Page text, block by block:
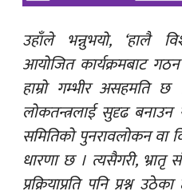
उहाँले भन्नुभयो, ‘हालै
आयोजित कार्यक्रमबाट गठन
हाम्रो गम्भीर असहमति
लोकतन्त्रलाई सुदृढ बनाउन
समितिको पुनरावलोकन वा
धारणा छ । त्यसैगरी, भ्रातृ
प्रक्रियाप्रति पनि प्रश्न